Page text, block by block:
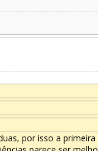
por isso a primeira